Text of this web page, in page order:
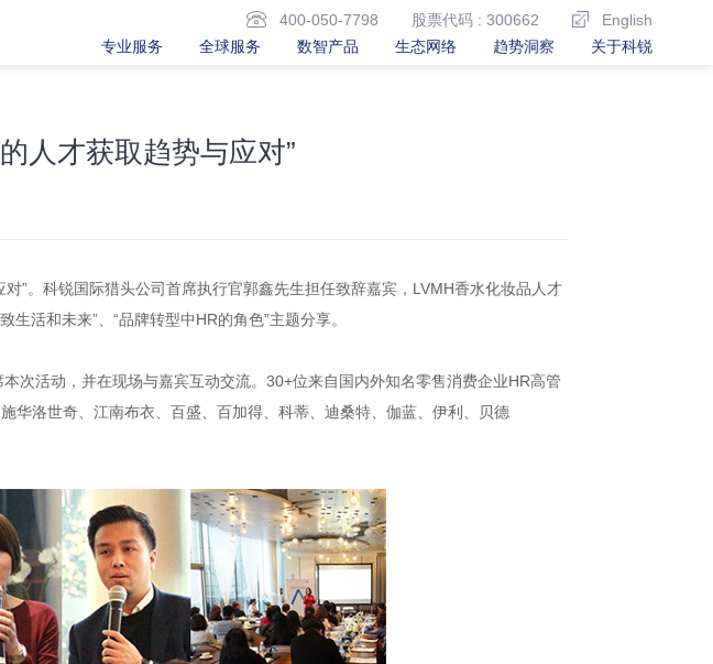
400-050-7798 股票代码 : 300662
English
专业服务
全球服务 数智产品 生态网络 趋势洞察 关于科锐
人才获取趋势与应对”
”。科锐国际猎头公司首席执行官郭鑫先生担任致辞嘉宾，LVMH香水化妆品人才
活和未来”、“品牌转型中HR的角色”主题分享。
次活动，并在现场与嘉宾互动交流。30+位来自国内外知名零售消费企业HR高管
华洛世奇、江南布衣、百盛、百加得、科蒂、迪桑特、伽蓝、伊利、贝德